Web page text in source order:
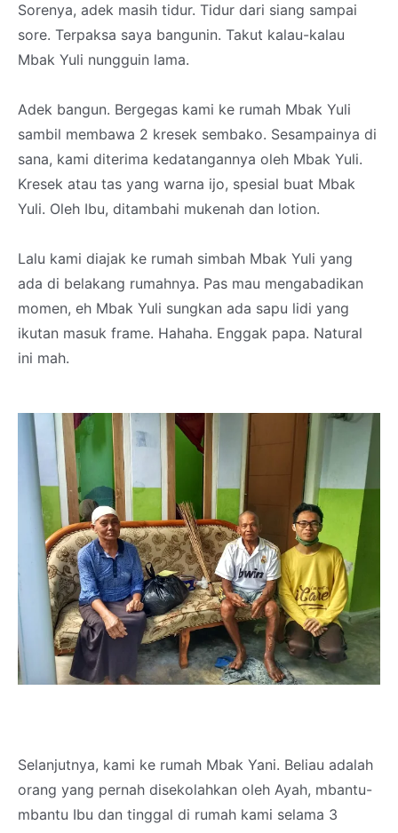
Sorenya, adek masih tidur. Tidur dari siang sampai
sore. Terpaksa saya bangunin. Takut kalau-kalau
Mbak Yuli nungguin lama.
Adek bangun. Bergegas kami ke rumah Mbak Yuli
sambil membawa 2 kresek sembako. Sesampainya di
sana, kami diterima kedatangannya oleh Mbak Yuli.
Kresek atau tas yang warna ijo, spesial buat Mbak
Yuli. Oleh Ibu, ditambahi mukenah dan lotion.
Lalu kami diajak ke rumah simbah Mbak Yuli yang
ada di belakang rumahnya. Pas mau mengabadikan
momen, eh Mbak Yuli sungkan ada sapu lidi yang
ikutan masuk frame. Hahaha. Enggak papa. Natural
ini mah.
Selanjutnya, kami ke rumah Mbak Yani. Beliau adalah
orang yang pernah disekolahkan oleh Ayah, mbantu-
mbantu Ibu dan tinggal di rumah kami selama 3